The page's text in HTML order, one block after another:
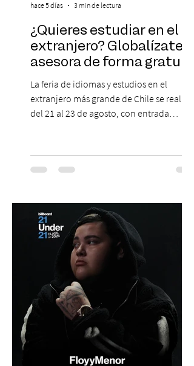
¿Quieres estudiar en el
extranjero? Globalízate te
asesora de forma gratuita
La feria de idiomas y estudios en el
extranjero más grande de Chile se realizará
del 21 al 23 de agosto, con entrada
escenario en que los idiomas mantienen
un papel relevante para acceder a
desenvolverse en contextos
internacionales, los resultados más
recientes muestran que Chile todavía
enfrenta importantes desafíos en su
aprendizaje. Según el estudio global EF
hace 5 días 3 min de lectura